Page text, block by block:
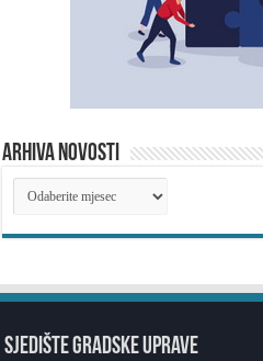
ARHIVA NOVOSTI
ARHIVA
NOVOSTI
SJEDIŠTE GRADSKE UPRAVE